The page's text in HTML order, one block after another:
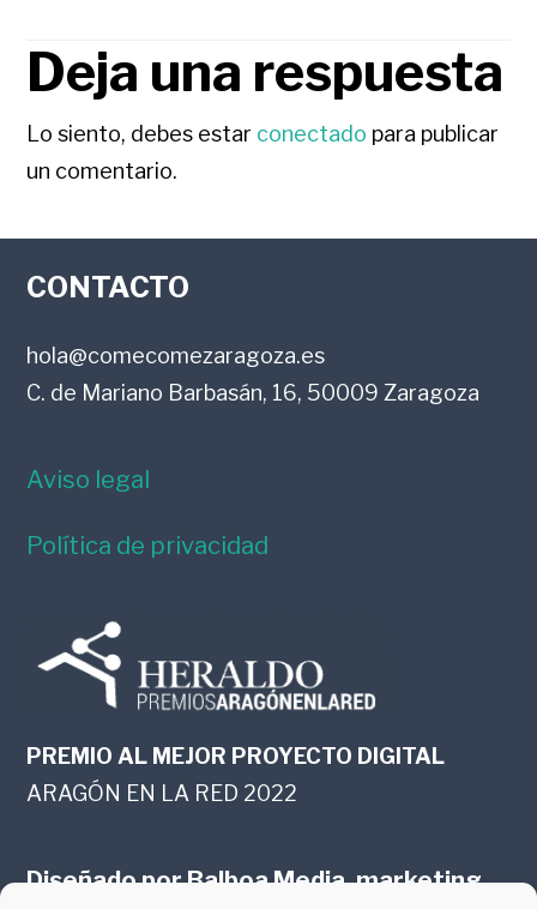
INTERACCIONES
CON
LOS
LECTORES
Deja una respuesta
Lo siento, debes estar conectado para publicar
un comentario.
FOOTER
CONTACTO
hola@comecomezaragoza.es
C. de Mariano Barbasán, 16, 50009 Zaragoza
Aviso legal
Política de privacidad
PREMIO AL MEJOR PROYECTO DIGITAL
ARAGÓN EN LA RED 2022
Diseñado porBalboa Media, marketing